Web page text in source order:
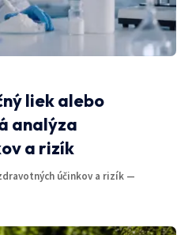
liek alebo
analýza
a rizík
účinkov a rizík —